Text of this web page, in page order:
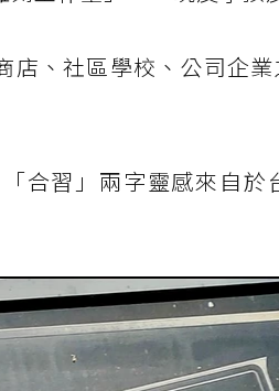
、社區學校、公司企
合習」兩字靈感來自